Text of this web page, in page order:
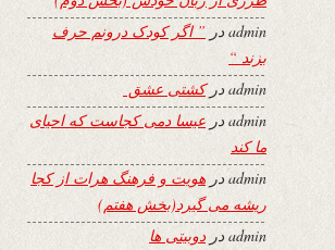
adminدر ” اگر کودک درونم حرف
بزند “
adminدرکشتی عشق
adminدر عیسا دمی کجاست که احیای
ما کند
adminدر هویت و فرهنگ هرات از کجا
ریشه می گیرد(بخش هفتم)
adminدردوبیتی ها